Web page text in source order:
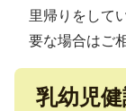
里帰りをして
要な場合はご
乳幼児